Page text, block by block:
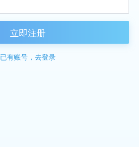
立即注册
已有账号，去登录